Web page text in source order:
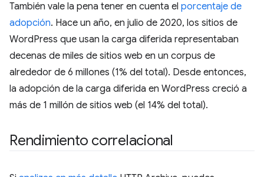
También vale la pena tener en cuenta el porcentaje de
adopción. Hace un año, en julio de 2020, los sitios de
WordPress que usan la carga diferida representaban
decenas de miles de sitios web en un corpus de
alrededor de 6 millones (1% del total). Desde entonces,
la adopción de la carga diferida en WordPress creció a
más de 1 millón de sitios web (el 14% del total).
Rendimiento correlacional